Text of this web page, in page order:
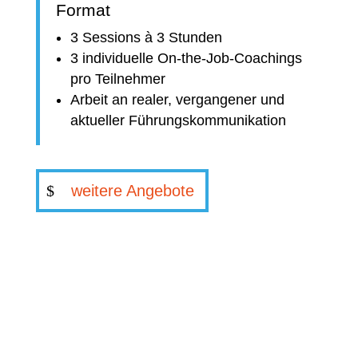
Format
3 Sessions à 3 Stunden
3 individuelle On-the-Job-Coachings
pro Teilnehmer
Arbeit an realer, vergangener und
aktueller Führungskommunikation
weitere Angebote